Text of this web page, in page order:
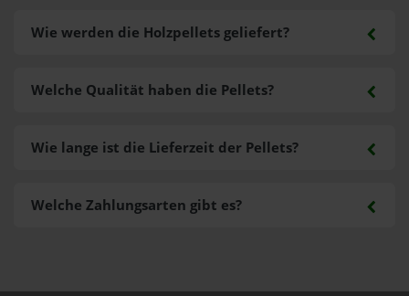
Wie werden die Holzpellets geliefert?
Welche Zahlungsarten gibt es?
Welche Qualität haben die Pellets?
Wie lange ist die Lieferzeit der Pellets?